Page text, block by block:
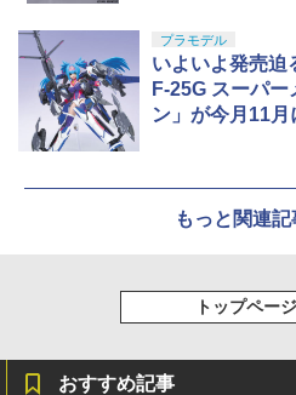
プラモデル
いよいよ発売迫
F-25G スーパ
ン」が今月11月
もっと関連
トップペー
おすすめ記事